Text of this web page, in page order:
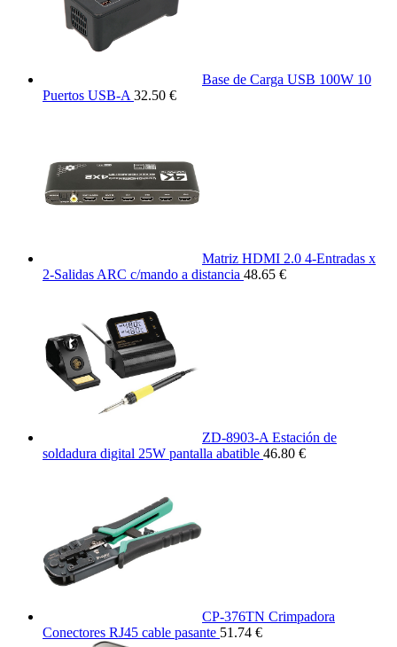
Base de Carga USB 100W 10
Puertos USB-A 32.50 €
Matriz HDMI 2.0 4-Entradas x
2-Salidas ARC c/mando a distancia 48.65 €
ZD-8903-A Estación de
soldadura digital 25W pantalla abatible 46.80 €
CP-376TN Crimpadora
Conectores RJ45 cable pasante 51.74 €